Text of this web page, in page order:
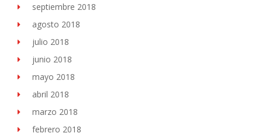
septiembre 2018
agosto 2018
julio 2018
junio 2018
mayo 2018
abril 2018
marzo 2018
febrero 2018